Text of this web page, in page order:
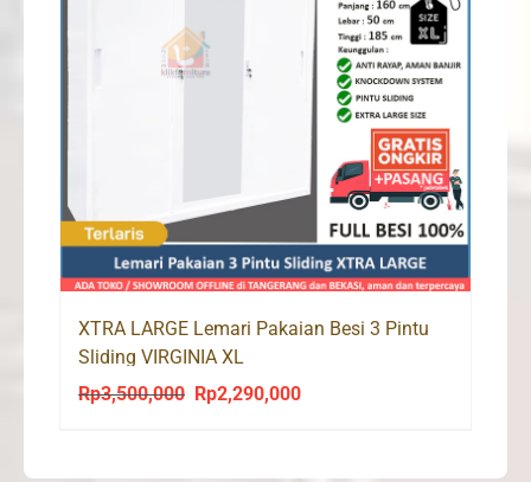
XTRA LARGE Lemari Pakaian Besi 3 Pintu
Sliding VIRGINIA XL
Rp3,500,000
Original
Rp2,290,000Current